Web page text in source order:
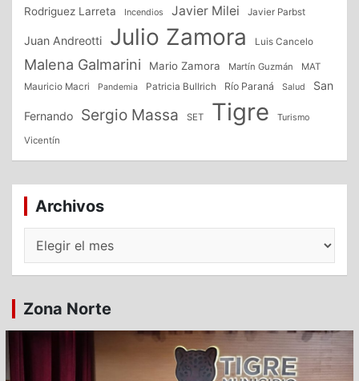
Rodriguez Larreta
Incendios Javier Milei Javier Parbst
Juan Andreotti Julio Zamora Luis Cancelo
Malena Galmarini Mario Zamora Martín Guzmán
MAT
Mauricio Macri
Pandemia Patricia Bullrich Río Paraná Salud San
Fernando Sergio Massa SET Tigre Turismo
Vicentín
Archivos
Zona Norte